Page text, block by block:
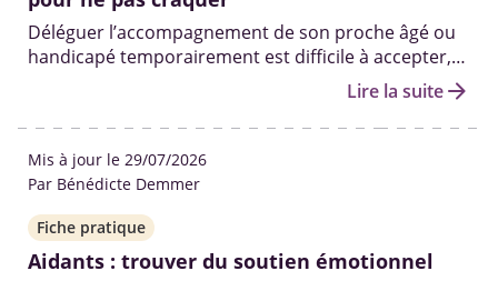
Déléguer l’accompagnement de son proche âgé ou
handicapé temporairement est difficile à accepter,
mais nécessaire pour éviter l’épuisement etLire la suitearrow_forward
Mis à jour le 29/07/2026
Par Bénédicte Demmer
Fiche pratique
Aidants : trouver du soutien émotionnel